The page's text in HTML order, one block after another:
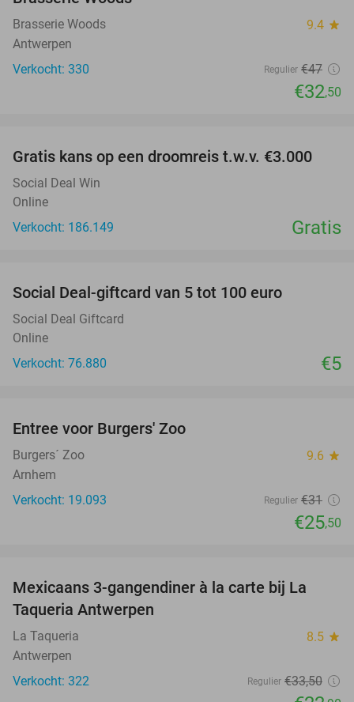
Brasserie Woods 9.4 star
Antwerpen
Verkocht: 330
Regulier €47
€32,50
Gratis kans op een droomreis t.w.v. €3.000
Social Deal Win
Online
Verkocht: 186.149
Gratis
Social Deal-giftcard van 5 tot 100 euro
Social Deal Giftcard
Online
Verkocht: 76.880
€5
Entree voor Burgers' Zoo
Burgers´ Zoo 9.6 star
Arnhem
Verkocht: 19.093
Regulier €31
€25,50
32%
Mexicaans 3-gangendiner à la carte bij La
Taqueria Antwerpen
La Taqueria 8.5 star
Antwerpen
Verkocht: 322
Regulier €33,50